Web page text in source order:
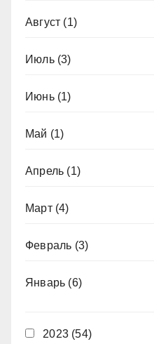
Август (1)
Июль(3)
Июнь(1)
Май (1)
Апрель (1)
Март(4)
Февраль (3)
Январь (6)
2023 (54)